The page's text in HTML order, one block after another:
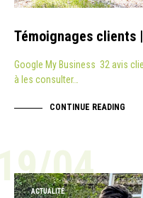
Témoignages clients
Google My Business 32 avis
à les consulter…
CONTINUE READING
04
ACTUALITÉ